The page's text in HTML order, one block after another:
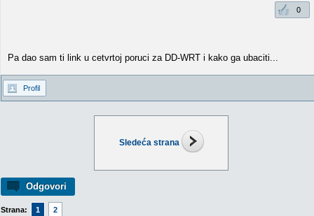
Sledeća strana
Odgovori
Strana: 1 2
0
Pa dao sam ti link u cetvrtoj poruci za DD-WRT i kako ga ubaciti...
Profil